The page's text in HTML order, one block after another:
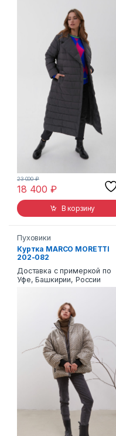
18 400₽
23 000₽
В корзину
Пуховики
Куртка MARCO MORETTI
202-082
Доставка с примеркой по
Уфе, Башкирии, России